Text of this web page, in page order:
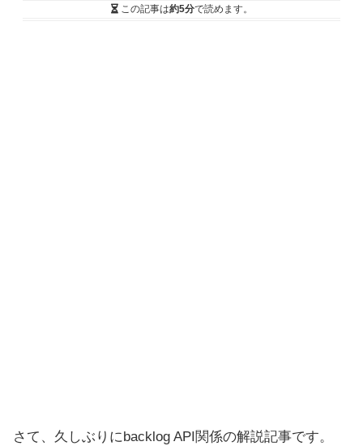
この記事は約5分で読めます。
さて、久しぶりにbacklog API関係の解説記事です。